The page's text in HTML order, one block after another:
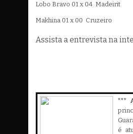
Lobo Bravo 01 x 04 Madeirit
Makhina 01 x 00 Cruzeiro
Assista a entrevista na
***
é